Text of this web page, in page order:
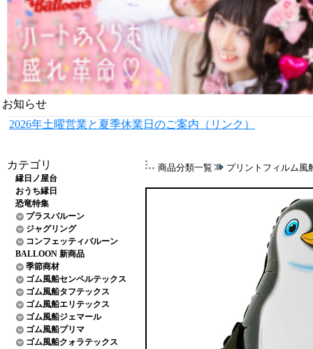
お知らせ
2026年土曜営業と夏季休業日のご案内（リンク）
カテゴリ
縁日ノ屋台
おうち縁日
恐竜特集
プラスバルーン
ジャグリング
コンフェッティバルーン
BALLOON 新商品
季節商材
ゴム風船センペルテックス
ゴム風船タフテックス
ゴム風船エリテックス
ゴム風船ジェマール
ゴム風船プリマ
ゴム風船クォラテックス
商品分類一覧 プリントフィルム風